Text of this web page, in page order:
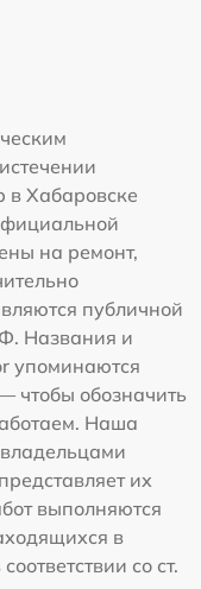
в Хабаровске
на ремонт,
публичной
Названия и
упоминаются
чтобы обозначить
Наша
их
выполняются
в
со ст.